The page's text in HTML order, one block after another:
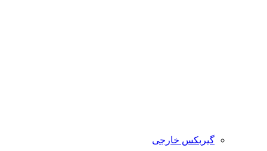
گیربکس خارجی